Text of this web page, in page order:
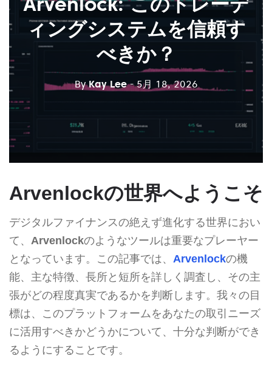
ィングシステムを信頼す
べきか？
ByKay Lee - 5月 18, 2026
Arvenlockの世界へようこそ
デジタルファイナンスの絶えず進化する世界におい
て、 Arvenlockのようなツールは重要なプレーヤー
となっています。この記事では、 Arvenlockの機
能、主な特徴、長所と短所を詳しく調査し、その主
張がどの程度真実であるかを判断します。我々の目
標は、このプラットフォームをあなたの取引ニーズ
に活用すべきかどうかについて、十分な判断ができ
るようにすることです。